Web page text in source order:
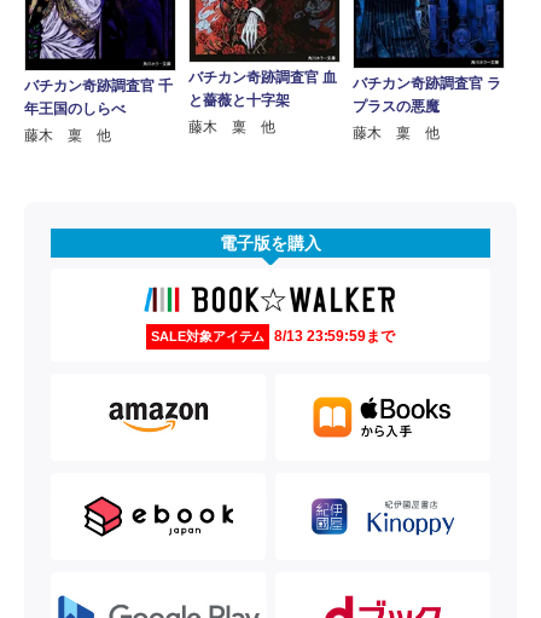
バチカン奇跡調査官 千
年王国のしらべ
藤木 稟 他
バチカン奇跡調査官 血
と薔薇と十字架
藤木 稟 他
バチカン奇跡調査官 ラ
プラスの悪魔
藤木 稟 他
電子版を購入
SALE対象アイテム 8/13 23:59:59まで